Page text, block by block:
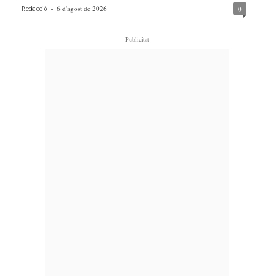
Redacció - 6 d'agost de 2026 0
- Publicitat -